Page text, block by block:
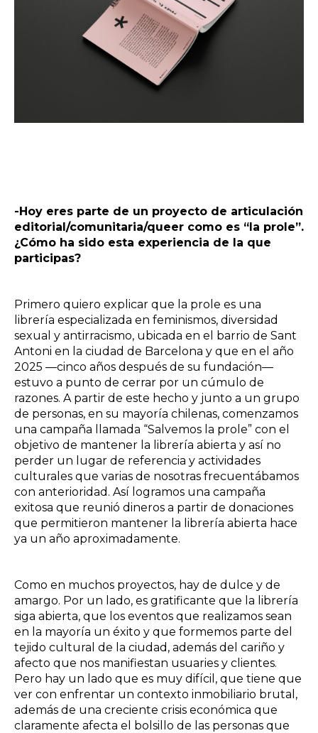
-Hoy eres parte de un proyecto de articulación
editorial/comunitaria/queer como es “la prole”.
¿Cómo ha sido esta experiencia de la que
participas?
Primero quiero explicar que la prole es una
librería especializada en feminismos, diversidad
sexual y antirracismo, ubicada en el barrio de Sant
Antoni en la ciudad de Barcelona y que en el año
2025 —cinco años después de su fundación—
estuvo a punto de cerrar por un cúmulo de
razones. A partir de este hecho y junto a un grupo
de personas, en su mayoría chilenas, comenzamos
una campaña llamada “Salvemos la prole” con el
objetivo de mantener la librería abierta y así no
perder un lugar de referencia y actividades
culturales que varias de nosotras frecuentábamos
con anterioridad. Así logramos una campaña
exitosa que reunió dineros a partir de donaciones
que permitieron mantener la librería abierta hace
ya un año aproximadamente.
Como en muchos proyectos, hay de dulce y de
amargo. Por un lado, es gratificante que la librería
siga abierta, que los eventos que realizamos sean
en la mayoría un éxito y que formemos parte del
tejido cultural de la ciudad, además del cariño y
afecto que nos manifiestan usuaries y clientes.
Pero hay un lado que es muy difícil, que tiene que
ver con enfrentar un contexto inmobiliario brutal,
además de una creciente crisis económica que
claramente afecta el bolsillo de las personas que